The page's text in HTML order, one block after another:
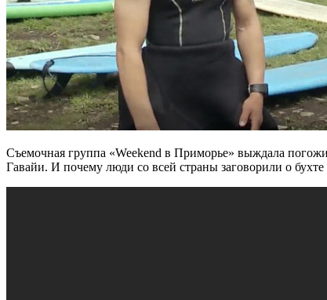
Съемочная группа «Weekend в Приморье» выждала
Гавайи. И почему люди со всей страны заговорили о